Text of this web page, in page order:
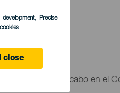
development, Precise
close
se llevará a cabo en el